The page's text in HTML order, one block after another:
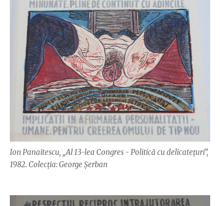
Ion Panaitescu, „Al 13-lea Congres - Politică cu delicatețuri”,
1982. Colecția: George Șerban